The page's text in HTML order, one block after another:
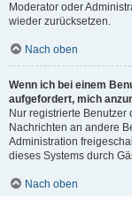
Moderator oder
wieder zurücksetzen.
Nach oben
Wenn ich bei einem
aufgefordert, mich
Nur registrierte
Nachrichten an andere
Administration
dieses Systems durch
Nach oben